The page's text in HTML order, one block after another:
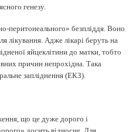
генезу.
перитонеального» безпліддя. Воно
лікування. Адже лікарі беруть на
яйцеклітини до матки, тобто
причин непрохідна. Така
запліднення (ЕКЗ).
що це дуже дорого і